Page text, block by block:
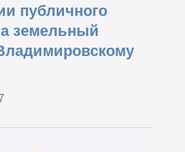
публичного
земельный